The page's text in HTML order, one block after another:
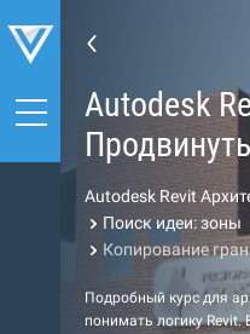
Autodesk
Autodesk Revit
Поиск идеи: зоны
Копирование
Подробный курс для
понимать логику